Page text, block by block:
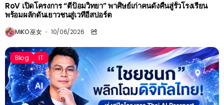
RoV เปิดโครงการ “ตีป้อมวิทยา” พาศิษย์เก่าคนดังคืนสู่รั้วโรงเรียน
พร้อมผลักดันเยาวชนสู่เวทีอีสปอร์ต
MiKO 巫女 10/06/2026
Blog IT